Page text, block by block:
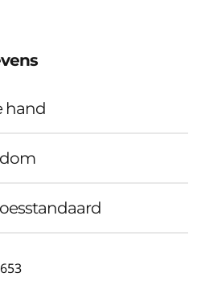
hand